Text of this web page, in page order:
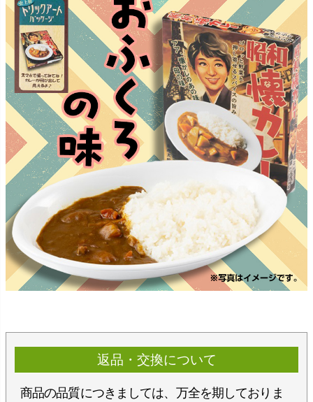
返品・交換について
商品の品質につきましては、万全を期しておりま